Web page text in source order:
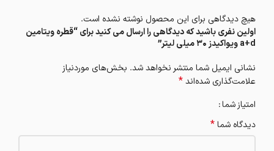
هیچ دیدگاهی برای این محصول نوشته نشده است.
اولین نفری باشید که دیدگاهی را ارسال می کنید برای “قطره ویتامین
a+d ویواکیدز 30 میلی لیتر”
نشانی ایمیل شما منتشر نخواهد شد. بخش‌های موردنیاز
علامت‌گذاری شده‌اند*
امتیاز شما
دیدگاه شما*